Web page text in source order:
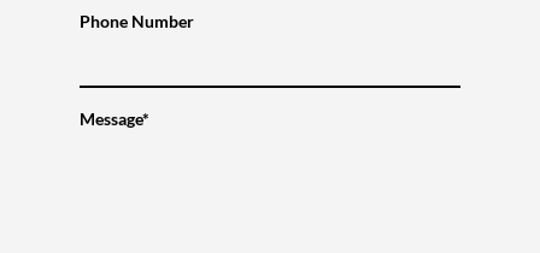
Phone Number
Message*